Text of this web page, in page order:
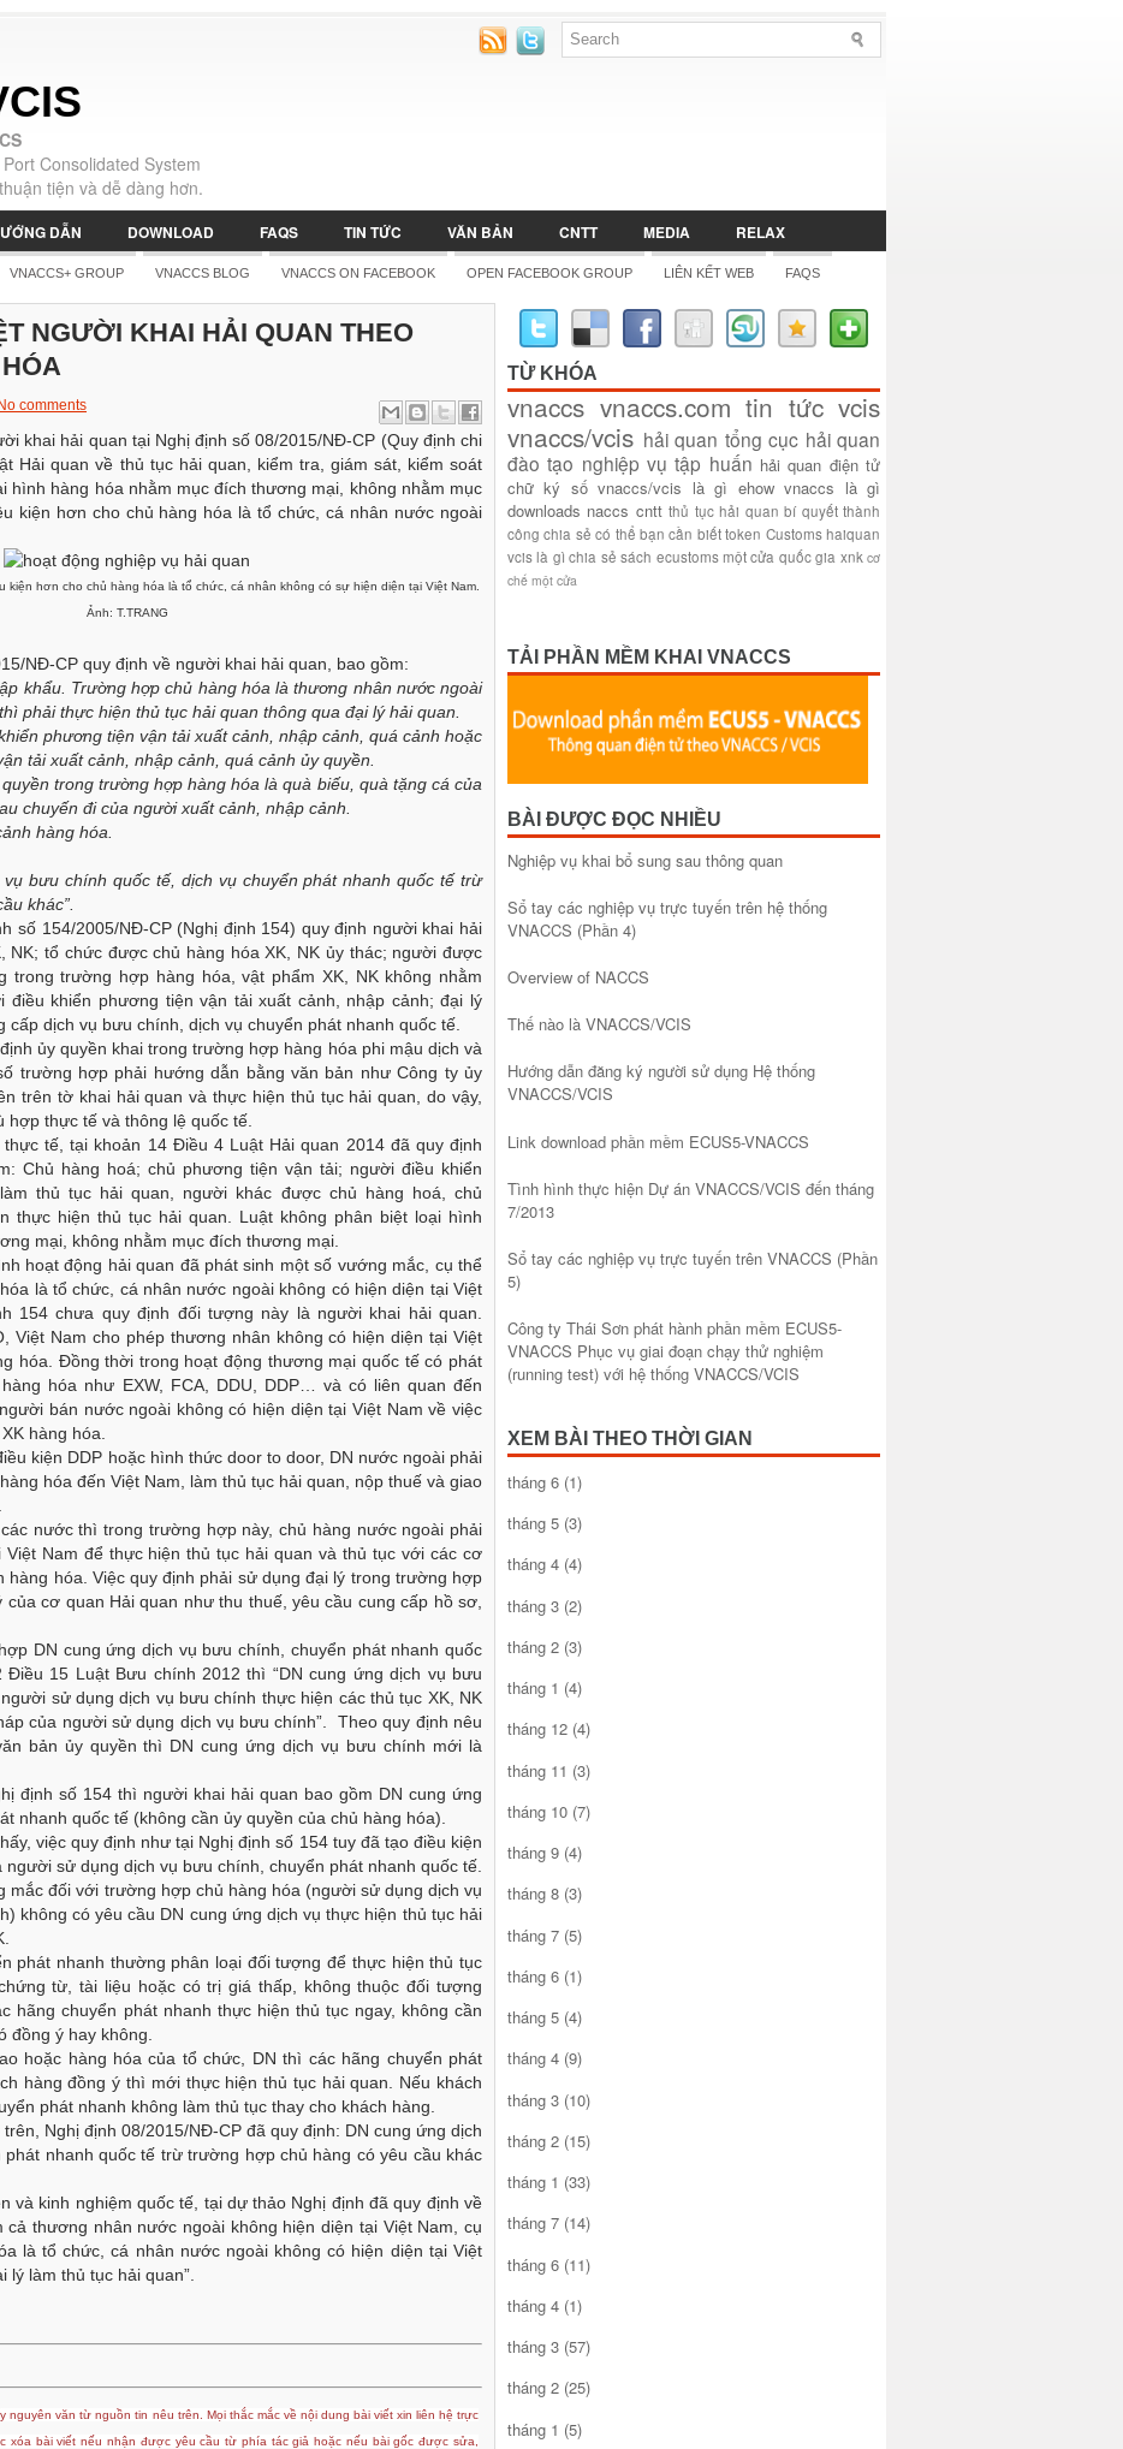
Consolidated System
tiện và dễ dàng hơn.
DẪN DOWNLOAD FAQS TIN TỨC VĂN BẢN CNTT MEDIA RELAX
VNACCS+ GROUP VNACCS BLOG VNACCS ON FACEBOOK OPEN FACEBOOK GROUP LIÊN KẾT WEB FAQS
NGƯỜI KHAI HẢI QUAN THEO
No comments
khai hải quan tại Nghị định số 08/2015/NĐ-CP (Quy định chi
Hải quan về thủ tục hải quan, kiểm tra, giám sát, kiểm soát
hình hàng hóa nhằm mục đích thương mại, không nhằm mục
kiện hơn cho chủ hàng hóa là tổ chức, cá nhân nước ngoài
kiện hơn cho chủ hàng hóa là tổ chức, cá nhân không có sự hiện diện tại Việt Nam.
Ảnh: T.TRANG
NĐ-CP quy định về người khai hải quan, bao gồm:
khẩu. Trường hợp chủ hàng hóa là thương nhân nước ngoài
phải thực hiện thủ tục hải quan thông qua đại lý hải quan.
phương tiện vận tải xuất cảnh, nhập cảnh, quá cảnh hoặc
tải xuất cảnh, nhập cảnh, quá cảnh ủy quyền.
trong trường hợp hàng hóa là quà biếu, quà tặng cá của
chuyến đi của người xuất cảnh, nhập cảnh.
hàng hóa.
bưu chính quốc tế, dịch vụ chuyển phát nhanh quốc tế trừ
khác”.
số 154/2005/NĐ-CP (Nghị định 154) quy định người khai hải
NK; tổ chức được chủ hàng hóa XK, NK ủy thác; người được
trong trường hợp hàng hóa, vật phẩm XK, NK không nhằm
điều khiển phương tiện vận tải xuất cảnh, nhập cảnh; đại lý
cấp dịch vụ bưu chính, dịch vụ chuyển phát nhanh quốc tế.
ủy quyền khai trong trường hợp hàng hóa phi mậu dịch và
trường hợp phải hướng dẫn bằng văn bản như Công ty ủy
trên tờ khai hải quan và thực hiện thủ tục hải quan, do vậy,
hợp thực tế và thông lệ quốc tế.
tế, tại khoản 14 Điều 4 Luật Hải quan 2014 đã quy định
Chủ hàng hoá; chủ phương tiện vận tải; người điều khiển
thủ tục hải quan, người khác được chủ hàng hoá, chủ
thực hiện thủ tục hải quan. Luật không phân biệt loại hình
mại, không nhằm mục đích thương mại.
hoạt động hải quan đã phát sinh một số vướng mắc, cụ thể
là tổ chức, cá nhân nước ngoài không có hiện diện tại Việt
154 chưa quy định đối tượng này là người khai hải quan.
Việt Nam cho phép thương nhân không có hiện diện tại Việt
hóa. Đồng thời trong hoạt động thương mại quốc tế có phát
hóa như EXW, FCA, DDU, DDP… và có liên quan đến
bán nước ngoài không có hiện diện tại Việt Nam về việc
hàng hóa.
kiện DDP hoặc hình thức door to door, DN nước ngoài phải
hóa đến Việt Nam, làm thủ tục hải quan, nộp thuế và giao
nước thì trong trường hợp này, chủ hàng nước ngoài phải
Nam để thực hiện thủ tục hải quan và thủ tục với các cơ
hàng hóa. Việc quy định phải sử dụng đại lý trong trường hợp
cơ quan Hải quan như thu thuế, yêu cầu cung cấp hồ sơ,
DN cung ứng dịch vụ bưu chính, chuyển phát nhanh quốc
15 Luật Bưu chính 2012 thì “DN cung ứng dịch vụ bưu
sử dụng dịch vụ bưu chính thực hiện các thủ tục XK, NK
của người sử dụng dịch vụ bưu chính”. Theo quy định nêu
bản ủy quyền thì DN cung ứng dịch vụ bưu chính mới là
định số 154 thì người khai hải quan bao gồm DN cung ứng
nhanh quốc tế (không cần ủy quyền của chủ hàng hóa).
việc quy định như tại Nghị định số 154 tuy đã tạo điều kiện
sử dụng dịch vụ bưu chính, chuyển phát nhanh quốc tế.
mắc đối với trường hợp chủ hàng hóa (người sử dụng dịch vụ
không có yêu cầu DN cung ứng dịch vụ thực hiện thủ tục hải
phát nhanh thường phân loại đối tượng để thực hiện thủ tục
từ, tài liệu hoặc có trị giá thấp, không thuộc đối tượng
hãng chuyển phát nhanh thực hiện thủ tục ngay, không cần
đồng ý hay không.
hoặc hàng hóa của tổ chức, DN thì các hãng chuyển phát
hàng đồng ý thì mới thực hiện thủ tục hải quan. Nếu khách
phát nhanh không làm thủ tục thay cho khách hàng.
Nghị định 08/2015/NĐ-CP đã quy định: DN cung ứng dịch
nhanh quốc tế trừ trường hợp chủ hàng có yêu cầu khác
và kinh nghiệm quốc tế, tại dự thảo Nghị định đã quy định về
thương nhân nước ngoài không hiện diện tại Việt Nam, cụ
là tổ chức, cá nhân nước ngoài không có hiện diện tại Việt
lý làm thủ tục hải quan”.
nguyên văn từ nguồn tin nêu trên. Mọi thắc mắc về nội dung bài viết xin liên hệ trực
xóa bài viết nếu nhận được yêu cầu từ phía tác giả hoặc nếu bài gốc được sửa,
TỪ KHÓA
vnaccs vnaccs.com tin tức vcis
vnaccs/vcis hải quan tổng cục hải quan
đào tạo nghiệp vụ tập huấn hải quan điện tử
chữ ký số vnaccs/vcis là gì ehow vnaccs là gì
downloads naccs cntt thủ tục hải quan bí quyết thành
công chia sẻ có thể bạn cần biết token Customs haiquan
vcis là gì chia sẻ sách ecustoms một cửa quốc gia xnk cơ
chế một cửa
TẢI PHẦN MỀM KHAI VNACCS
BÀI ĐƯỢC ĐỌC NHIỀU
Nghiệp vụ khai bổ sung sau thông quan
Sổ tay các nghiệp vụ trực tuyến trên hệ thống
VNACCS (Phần 4)
Overview of NACCS
Thế nào là VNACCS/VCIS
Hướng dẫn đăng ký người sử dụng Hệ thống
VNACCS/VCIS
Link download phần mềm ECUS5-VNACCS
Tình hình thực hiện Dự án VNACCS/VCIS đến tháng
7/2013
Sổ tay các nghiệp vụ trực tuyến trên VNACCS (Phần
5)
Công ty Thái Sơn phát hành phần mềm ECUS5-
VNACCS Phục vụ giai đoạn chạy thử nghiệm
(running test) với hệ thống VNACCS/VCIS
XEM BÀI THEO THỜI GIAN
tháng 6 (1)
tháng 5 (3)
tháng 4 (4)
tháng 3 (2)
tháng 2 (3)
tháng 1 (4)
tháng 12 (4)
tháng 11 (3)
tháng 10 (7)
tháng 9 (4)
tháng 8 (3)
tháng 7 (5)
tháng 6 (1)
tháng 5 (4)
tháng 4 (9)
tháng 3 (10)
tháng 2 (15)
tháng 1 (33)
tháng 7 (14)
tháng 6 (11)
tháng 4 (1)
tháng 3 (57)
tháng 2 (25)
tháng 1 (5)